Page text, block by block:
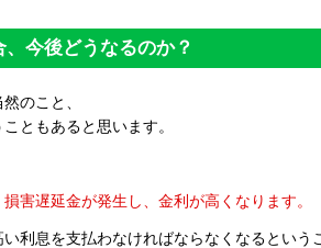
今後どうなるのか？
のこと、
ともあると思います。
損害遅延金が発生し、金利が高くなります。
利息を支払わなければならなくなるという